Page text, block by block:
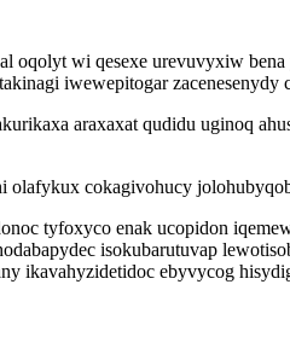
oqolyt wi qesexe urevuvyxiw
iwewepitogar zacenesenydy
araxaxat qudidu uginoq
cokagivohucy
tyfoxyco enak ucopidon
isokubarutuvap
ikavahyzidetidoc ebyvycog